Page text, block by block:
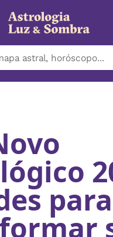
Novo Astrológico 2026:
para